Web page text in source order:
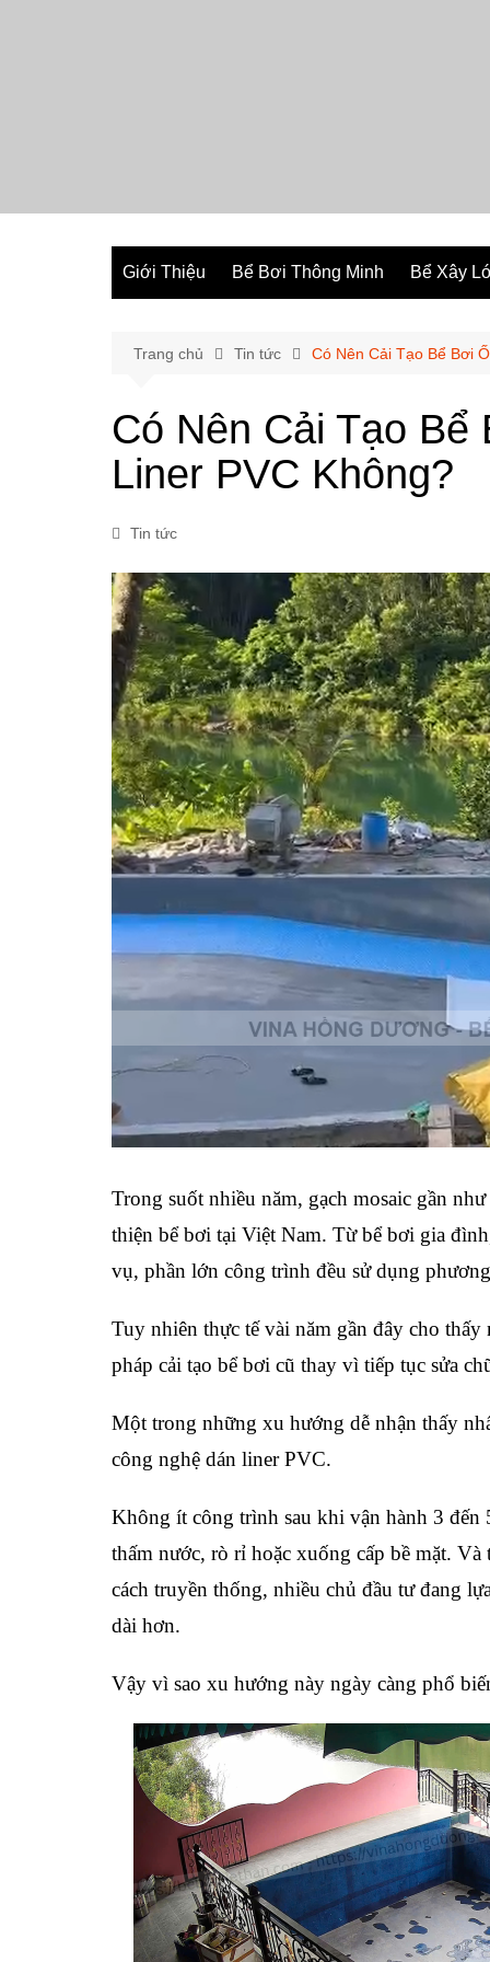
Giới Thiệu Bể Bơi Thông Minh Bể Xây
Trang chủ Tin tức Có Nên Cải Tạo Bể Bơi
Có Nên Cải Tạo
Liner PVC Không?
Tin tức
Trong suốt nhiều năm, gạch mosaic gần
thiện bể bơi tại Việt Nam. Từ bể bơi gia
vụ, phần lớn công trình đều sử dụng
Tuy nhiên thực tế vài năm gần đây cho
pháp cải tạo bể bơi cũ thay vì tiếp tục sửa
Một trong những xu hướng dễ nhận thấy
công nghệ dán liner PVC.
Không ít công trình sau khi vận hành 3 đến
thấm nước, rò rỉ hoặc xuống cấp bề mặt.
cách truyền thống, nhiều chủ đầu tư đang
dài hơn.
Vậy vì sao xu hướng này ngày càng phổ